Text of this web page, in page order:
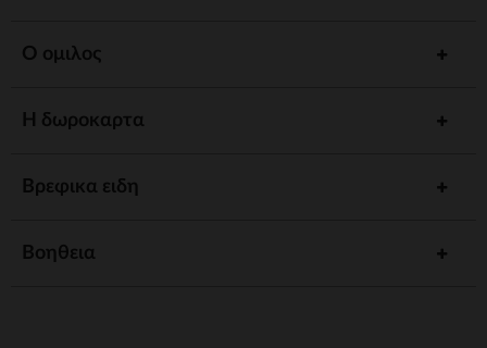
Ο ομιλος
Η δωροκαρτα
Βρεφικα ειδη
Βοηθεια